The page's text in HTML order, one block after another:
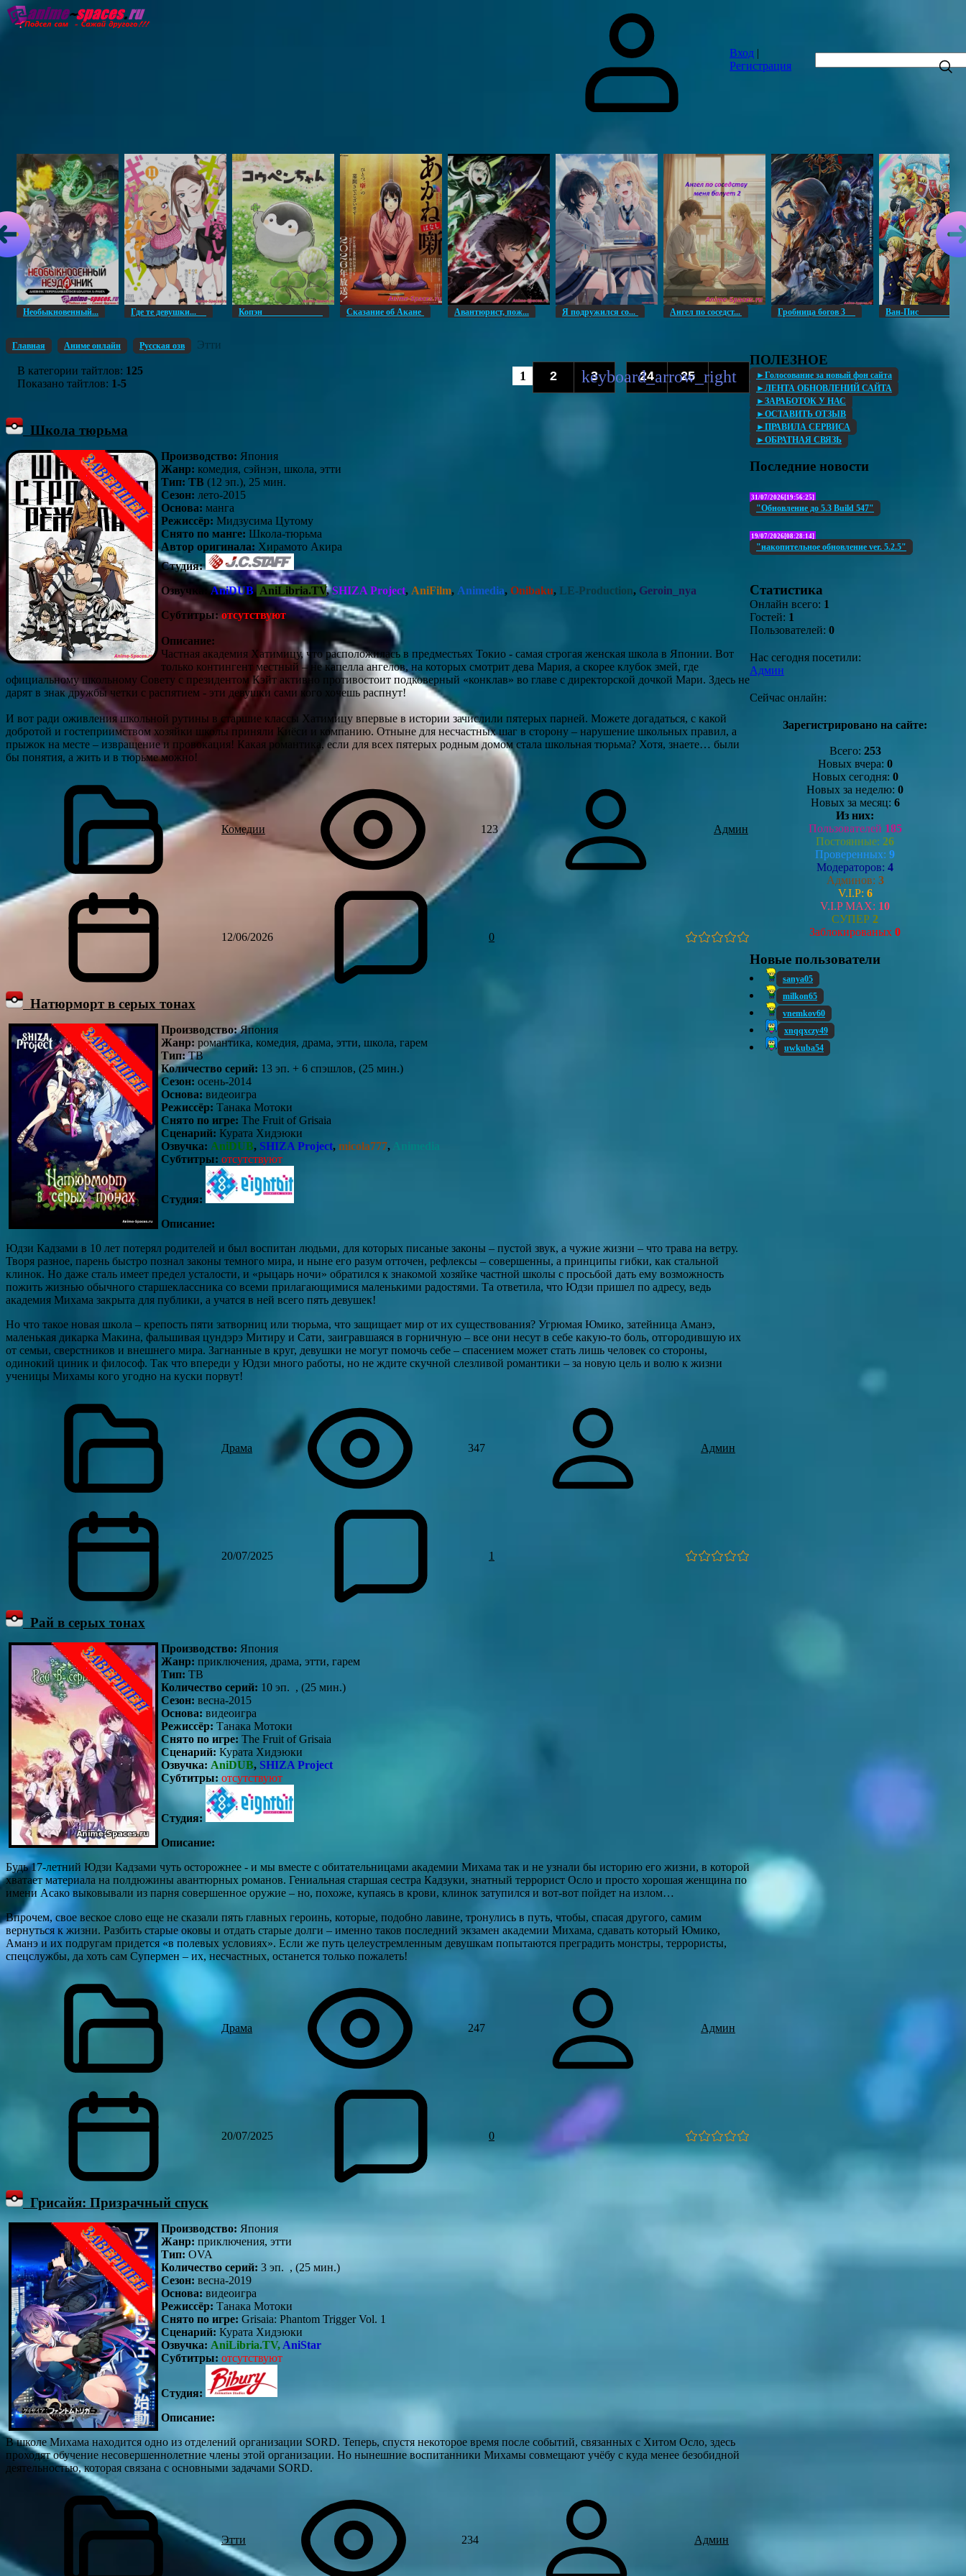
Вход |
Регистрация
Необыкновенный... Где те девушки... Копэн Сказание об Акане Авантюрист, пож... Я подружился со... Ангел по соседст... Гробница богов 3 Ван-
Главная Аниме онлайн Русская озв Этти
В категории тайтлов: 125
Показано тайтлов: 1-5
1 2 3 ... 24 25
Школа тюрьма
Производство: Япония
Жанр: комедия, сэйнэн, школа, этти
Тип: ТВ (12 эп.), 25 мин.
Сезон: лето-2015
Основа: манга
Режиссёр: Мидзусима Цутому
Снято по манге: Школа-тюрьма
Автор оригинала: Хирамото Акира
Студия:
Озвучка:AniDUB, AniLibria.TV,SHIZA Project, AniFilm, Animedia, Onibaku, LE-Production, Geroin_nya
Субтитры:отсутствуют
Описание:
Частная академия Хатимицу, что расположилась в предместьях Токио - самая строгая женская школа в Японии. Вот
только контингент местный – не капелла ангелов, на которых смотрит дева Мария, а скорее клубок змей, где
официальному школьному Совету с президентом Кэйт активно противостоит подковерный «конклав» во главе с директорской дочкой Мари. Здесь не
дарят в знак дружбы четки с распятием - эти девушки сами кого хочешь распнут!
И вот ради оживления школьной рутины в старшие классы Хатимицу впервые в истории зачислили пятерых парней. Можете догадаться, с какой
добротой и гостеприимством хозяйки школы приняли Киёси и компанию. Отныне для несчастных шаг в сторону – нарушение школьных правил, а
прыжок на месте – извращение и провокация! Какая романтика, если для всех пятерых родным домом стала школьная тюрьма? Хотя, знаете… были
бы понятия, а жить и в тюрьме можно!
Комедии 123 Админ
12/06/2026 0
Натюрморт в серых тонах
Производство:Япония
Жанр: романтика, комедия, драма, этти, школа, гарем
Тип:ТВ
Количество серий: 13 эп. + 6 спэшлов, (25 мин.)
Сезон: осень-2014
Основа: видеоигра
Режиссёр: Танака Мотоки
Снято по игре: The Fruit of Grisaia
Сценарий: Курата Хидэюки
Озвучка: AniDUB, SHIZA Project, micola777, Animedia
Субтитры: отсутствуют
Студия:
Описание:
Юдзи Кадзами в 10 лет потерял родителей и был воспитан людьми, для которых писаные законы – пустой звук, а чужие жизни – что трава на ветру.
Творя разное, парень быстро познал законы темного мира, и ныне его разум отточен, рефлексы – совершенны, а принципы гибки, как стальной
клинок. Но даже сталь имеет предел усталости, и «рыцарь ночи» обратился к знакомой хозяйке частной школы с просьбой дать ему возможность
пожить жизнью обычного старшеклассника со всеми прилагающимися маленькими радостями. Та ответила, что Юдзи пришел по адресу, ведь
академия Михама закрыта для публики, а учатся в ней всего пять девушек!
Но что такое новая школа – крепость пяти затворниц или тюрьма, что защищает мир от их существования? Угрюмая Юмико, затейница Аманэ,
маленькая дикарка Макина, фальшивая цундэрэ Митиру и Сати, заигравшаяся в горничную – все они несут в себе какую-то боль, отгородившую их
от семьи, сверстников и внешнего мира. Загнанные в круг, девушки не могут помочь себе – спасением может стать лишь человек со стороны,
одинокий циник и философ. Так что впереди у Юдзи много работы, но не ждите скучной слезливой романтики – за новую цель и волю к жизни
ученицы Михамы кого угодно на куски порвут!
Драма 347 Админ
20/07/2025 1
Рай в серых тонах
Производство: Япония
Жанр: приключения, драма, этти, гарем
Тип: ТВ
Количество серий: 10 эп. , (25 мин.)
Сезон: весна-2015
Основа: видеоигра
Режиссёр: Танака Мотоки
Снято по игре: The Fruit of Grisaia
Сценарий: Курата Хидэюки
Озвучка: AniDUB, SHIZA Project
Субтитры: отсутствуют
Студия:
Описание:
Будь 17-летний Юдзи Кадзами чуть осторожнее - и мы вместе с обитательницами академии Михама так и не узнали бы историю его жизни, в которой
хватает материала на полдюжины авантюрных романов. Гениальная старшая сестра Кадзуки, знатный террорист Осло и просто хорошая женщина по
имени Асако выковывали из парня совершенное оружие – но, похоже, купаясь в крови, клинок затупился и вот-вот пойдет на излом…
Впрочем, свое веское слово еще не сказали пять главных героинь, которые, подобно лавине, тронулись в путь, чтобы, спасая другого, самим
вернуться к жизни. Разбить старые оковы и отдать старые долги – именно таков последний экзамен академии Михама, сдавать который Юмико,
Аманэ и их подругам придется «в полевых условиях». Если же путь целеустремленным девушкам попытаются преградить монстры, террористы,
спецслужбы, да хоть сам Супермен – их, несчастных, останется только пожалеть!
Драма 247 Админ
20/07/2025 0
Грисайя: Призрачный спуск
Производство: Япония
Жанр: приключения, этти
Тип: OVA
Количество серий: 3 эп. , (25 мин.)
Сезон: весна-2019
Основа: видеоигра
Режиссёр: Танака Мотоки
Снято по игре: Grisaia: Phantom Trigger Vol. 1
Сценарий: Курата Хидэюки
Озвучка: AniLibria.TV, AniStar
Субтитры: отсутствуют
Студия:
Описание:
В школе Михама находится одно из отделений организации SORD. Теперь, спустя некоторое время после событий, связанных с Хитом Осло, здесь
проходят обучение несовершеннолетние члены этой организации. Но нынешние воспитанники Михамы совмещают учёбу c куда менее безобидной
деятельностью, которая связана с основными задачами SORD.
Этти 234 Админ
ПОЛЕЗНОЕ
►Голосование за новый фон сайта
►ЛЕНТА ОБНОВЛЕНИЙ САЙТА
►ЗАРАБОТОК У НАС
►ОСТАВИТЬ ОТЗЫВ
►ПРАВИЛА СЕРВИСА
►ОБРАТНАЯ СВЯЗЬ
Последние новости
31/07/2026[19:56:25]
"Обновление до 5.3 Build 547"
19/07/2026[08:28:14]
"накопительное обновление ver. 5.2.5"
Статистика
Онлайн всего: 1
Гостей: 1
Пользователей: 0
Нас сегодня посетили:
Админ
Сейчас онлайн:
Зарегистрировано на сайте:
Всего: 253
Новых вчера: 0
Новых сегодня: 0
Новых за неделю: 0
Новых за месяц: 6
Из них:
Пользователей 185
Постоянные: 26
Проверенных: 9
Модераторов: 4
Админов: 3
V.I.P: 6
V.I.P MAX: 10
СУПЕР 2
Заблокированых 0
Новые пользователи
sanya05
milkon65
vnemkov60
xnqqxczy49
uwkuba54